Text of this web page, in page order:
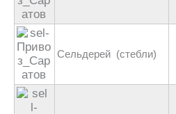
Сельдерей (стебли)